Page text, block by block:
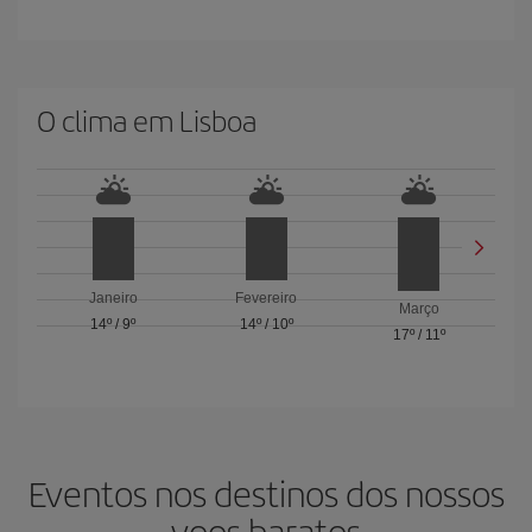
O clima em Lisboa
Janeiro
14º /9º
Fevereiro
14º/ 10º
Março
17º/ 11º
Eventos nos destinos dos nossos